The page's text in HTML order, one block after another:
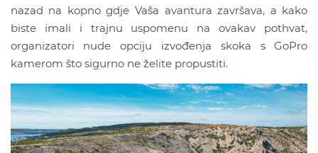
nazad na kopno gdje Vaša avantura završava, a kako
biste imali i trajnu uspomenu na ovakav pothvat,
organizatori nude opciju izvođenja skoka s GoPro
kamerom što sigurno ne želite propustiti.